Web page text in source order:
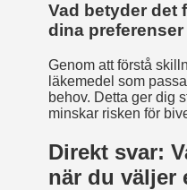
Vad betyder det
dina preferenser
Genom att förstå
läkemedel som
behov. Detta ger dig
minskar risken för
Direkt svar:
när du väljer